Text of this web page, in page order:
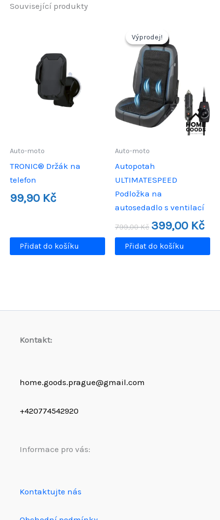
Související produkty
Auto-moto
TRONIC® Držák na
telefon
99,90 Kč
Přidat do košíku
Výprodej!
Výprodej!
Auto-moto
Autopotah
ULTIMATESPEED
Podložka na
autosedadlo s ventilací
799,00Kč
Původní
cena
799,00 Kč.
399,00 Kč
je:
Přidat do košíku
Kontakt:
home.goods.prague@gmail.com
+420774542920
Informace pro vás:
Kontaktujte nás